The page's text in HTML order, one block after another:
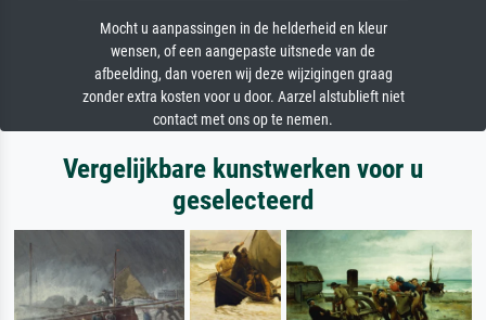
Mocht u aanpassingen in de helderheid en kleur
wensen, of een aangepaste uitsnede van de
afbeelding, dan voeren wij deze wijzigingen graag
zonder extra kosten voor u door. Aarzel alstublieft niet
contact met ons op te nemen.
Vergelijkbare kunstwerken voor u
geselecteerd